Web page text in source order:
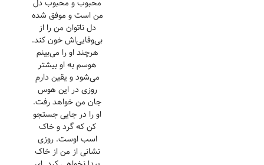
محبوب و محبوب دل
من است و موفق شده
دل ناتوان من را از
بی‌وفایی‌اش خون کند.
هرچند او را می‌بینم
هوسم به او بیشتر
می‌شود و یقین دارم
روزی در این هوس
جان من خواهد رفت.
او را در جایی جستجو
کن که گرد و خاک
اسب اوست. روزی
نشانی از من از خاک